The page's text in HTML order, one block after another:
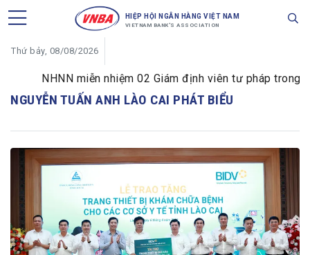
HIỆP HỘI NGÂN HÀNG VIỆT NAM
VIETNAM BANK'S ASSOCIATION
Thứ bảy, 08/08/2026
NHNN miễn nhiệm 02 Giám định viên tư pháp trong
NGUYỄN TUẤN ANH LÀO CAI PHÁT BIỂU